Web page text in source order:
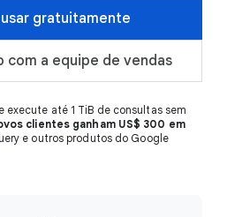
gratuitamente
com a equipe de vendas
execute até 1 TiB de consultas sem
clientes ganham US$ 300 em
e outros produtos do Google